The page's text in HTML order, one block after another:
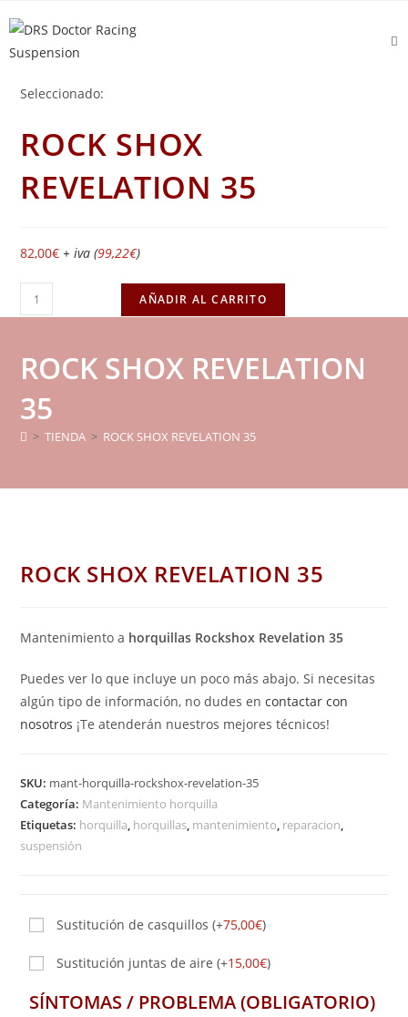
Seleccionado:
ROCK SHOX
REVELATION 35
82,00€ + iva (99,22€)
AÑADIR AL CARRITO
ROCK SHOX REVELATION
35
> TIENDA > ROCK SHOX REVELATION 35
ROCK SHOX REVELATION 35
Mantenimiento a horquillas Rockshox Revelation 35
Puedes ver lo que incluye un poco más abajo. Si necesitas
algún tipo de información, no dudes encontactar con
nosotros ¡Te atenderán nuestros mejores técnicos!
SKU: mant-horquilla-rockshox-revelation-35
Categoría: Mantenimiento horquilla
Etiquetas: horquilla, horquillas, mantenimiento, reparacion,
suspensión
Sustitución de casquillos(+75,00€)
Sustitución juntas de aire(+15,00€)
SÍNTOMAS / PROBLEMA (OBLIGATORIO)